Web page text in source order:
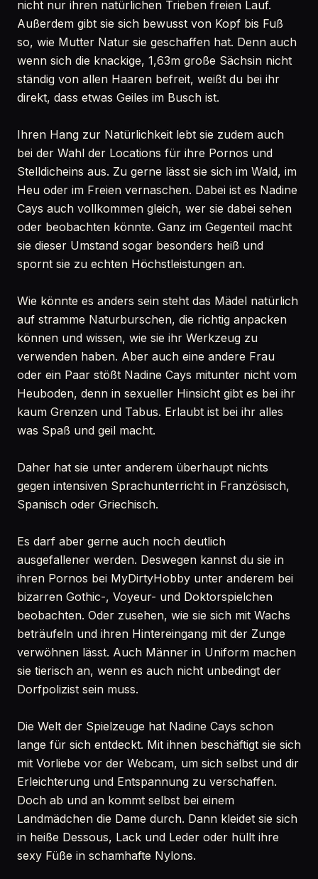
nicht nur ihren natürlichen Trieben freien Lauf.
Außerdem gibt sie sich bewusst von Kopf bis Fuß
so, wie Mutter Natur sie geschaffen hat. Denn auch
wenn sich die knackige, 1,63m große Sächsin nicht
ständig von allen Haaren befreit, weißt du bei ihr
direkt, dass etwas Geiles im Busch ist.
Ihren Hang zur Natürlichkeit lebt sie zudem auch
bei der Wahl der Locations für ihre Pornos und
Stelldicheins aus. Zu gerne lässt sie sich im Wald, im
Heu oder im Freien vernaschen. Dabei ist es Nadine
Cays auch vollkommen gleich, wer sie dabei sehen
oder beobachten könnte. Ganz im Gegenteil macht
sie dieser Umstand sogar besonders heiß und
spornt sie zu echten Höchstleistungen an.
Wie könnte es anders sein steht das Mädel natürlich
auf stramme Naturburschen, die richtig anpacken
können und wissen, wie sie ihr Werkzeug zu
verwenden haben. Aber auch eine andere Frau
oder ein Paar stößt Nadine Cays mitunter nicht vom
Heuboden, denn in sexueller Hinsicht gibt es bei ihr
kaum Grenzen und Tabus. Erlaubt ist bei ihr alles
was Spaß und geil macht.
Daher hat sie unter anderem überhaupt nichts
gegen intensiven Sprachunterricht in Französisch,
Spanisch oder Griechisch.
Es darf aber gerne auch noch deutlich
ausgefallener werden. Deswegen kannst du sie in
ihren Pornos bei MyDirtyHobby unter anderem bei
bizarren Gothic-, Voyeur- und Doktorspielchen
beobachten. Oder zusehen, wie sie sich mit Wachs
beträufeln und ihren Hintereingang mit der Zunge
verwöhnen lässt. Auch Männer in Uniform machen
sie tierisch an, wenn es auch nicht unbedingt der
Dorfpolizist sein muss.
Die Welt der Spielzeuge hat Nadine Cays schon
lange für sich entdeckt. Mit ihnen beschäftigt sie sich
mit Vorliebe vor der Webcam, um sich selbst und dir
Erleichterung und Entspannung zu verschaffen.
Doch ab und an kommt selbst bei einem
Landmädchen die Dame durch. Dann kleidet sie sich
in heiße Dessous, Lack und Leder oder hüllt ihre
sexy Füße in schamhafte Nylons.